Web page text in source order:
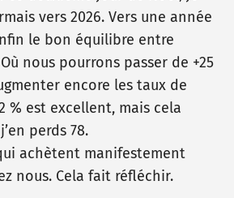
vers 2026. Vers une année
le bon équilibre entre
nous pourrons passer de +25
encore les taux de
% est excellent, mais cela
perds 78.
achètent manifestement
nous. Cela fait réfléchir.